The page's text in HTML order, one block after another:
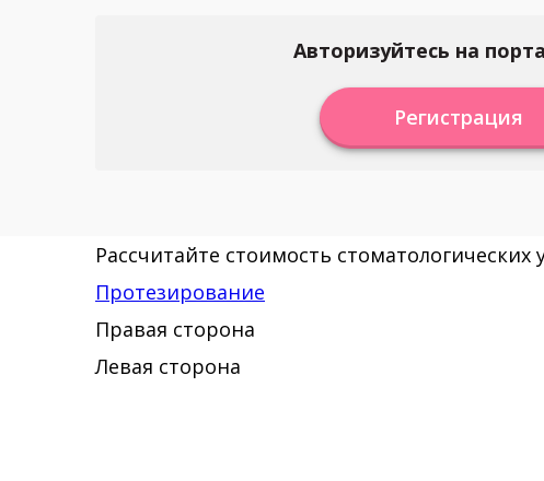
Авторизуйтесь на
Регистрация
Рассчитайте стоимость стоматологических
Протезирование
Правая сторона
Левая сторона